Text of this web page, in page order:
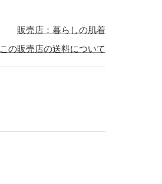
販売店：暮らしの肌着
この販売店の送料について